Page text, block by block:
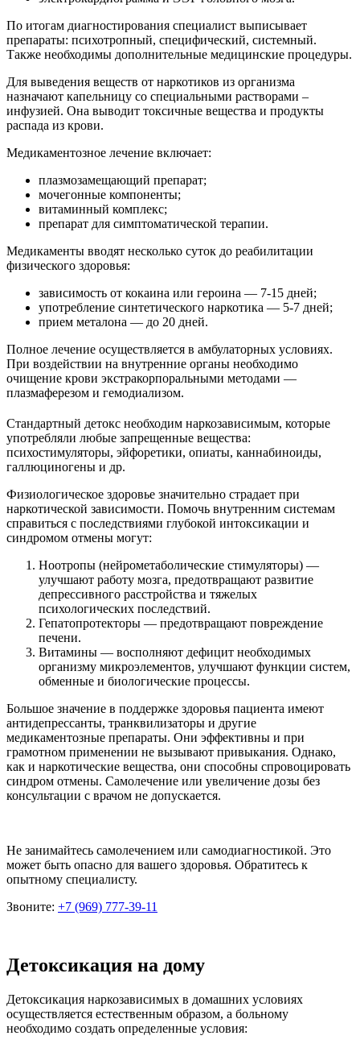
По итогам диагностирования специалист выписывает
препараты: психотропный, специфический, системный.
Также необходимы дополнительные медицинские процедуры.
Для выведения веществ от наркотиков из организма
назначают капельницу со специальными растворами –
инфузией. Она выводит токсичные вещества и продукты
распада из крови.
Медикаментозное лечение включает:
плазмозамещающий препарат;
мочегонные компоненты;
витаминный комплекс;
препарат для симптоматической терапии.
Медикаменты вводят несколько суток до реабилитации
физического здоровья:
зависимость от кокаина или героина — 7-15 дней;
употребление синтетического наркотика — 5-7 дней;
прием металона — до 20 дней.
Полное лечение осуществляется в амбулаторных условиях.
При воздействии на внутренние органы необходимо
очищение крови экстракорпоральными методами —
плазмаферезом и гемодиализом.
Стандартный детокс необходим наркозависимым, которые
употребляли любые запрещенные вещества:
психостимуляторы, эйфоретики, опиаты, каннабиноиды,
галлюциногены и др.
Физиологическое здоровье значительно страдает при
наркотической зависимости. Помочь внутренним системам
справиться с последствиями глубокой интоксикации и
синдромом отмены могут:
Ноотропы (нейрометаболические стимуляторы) —
улучшают работу мозга, предотвращают развитие
депрессивного расстройства и тяжелых
психологических последствий.
Гепатопротекторы — предотвращают повреждение
печени.
Витамины — восполняют дефицит необходимых
организму микроэлементов, улучшают функции систем,
обменные и биологические процессы.
Большое значение в поддержке здоровья пациента имеют
антидепрессанты, транквилизаторы и другие
медикаментозные препараты. Они эффективны и при
грамотном применении не вызывают привыкания. Однако,
как и наркотические вещества, они способны спровоцировать
синдром отмены. Самолечение или увеличение дозы без
консультации с врачом не допускается.
Не занимайтесь самолечением или самодиагностикой. Это
может быть опасно для вашего здоровья. Обратитесь к
опытному специалисту.
Звоните: +7 (969) 777-39-11
Детоксикация на дому
Детоксикация наркозависимых в домашних условиях
осуществляется естественным образом, а больному
необходимо создать определенные условия: